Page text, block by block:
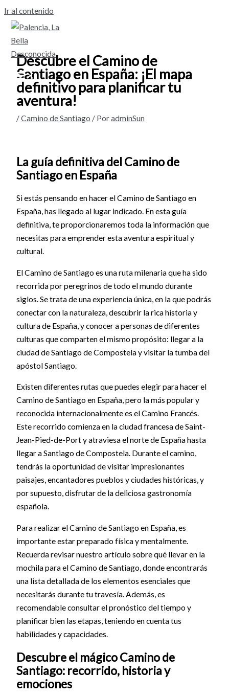
Ir al contenido
Descubre el Camino de
Santiago en España: ¡El mapa
definitivo para planificar tu
aventura!
/Camino de Santiago / PoradminSun
La guía definitiva del Camino de
Santiago en España
Si estás pensando en hacer el Camino de Santiago en
España, has llegado al lugar indicado. En esta guía
definitiva, te proporcionaremos toda la información que
necesitas para emprender esta aventura espiritual y
cultural.
El Camino de Santiago es una ruta milenaria que ha sido
recorrida por peregrinos de todo el mundo durante
siglos. Se trata de una experiencia única, en la que podrás
conectar con la naturaleza, descubrir la rica historia y
cultura de España, y conocer a personas de diferentes
culturas que comparten el mismo propósito: llegar a la
ciudad de Santiago de Compostela y visitar la tumba del
apóstol Santiago.
Existen diferentes rutas que puedes elegir para hacer el
Camino de Santiago en España, pero la más popular y
reconocida internacionalmente es el Camino Francés.
Este recorrido comienza en la ciudad francesa de Saint-
Jean-Pied-de-Port y atraviesa el norte de España hasta
llegar a Santiago de Compostela. Durante el camino,
tendrás la oportunidad de visitar impresionantes
paisajes, encantadores pueblos y ciudades históricas, y
por supuesto, disfrutar de la deliciosa gastronomía
española.
Para realizar el Camino de Santiago en España, es
importante estar preparado física y mentalmente.
Recuerda revisar nuestro artículo sobre qué llevar en la
mochila para el Camino de Santiago, donde encontrarás
una lista detallada de los elementos esenciales que
necesitarás durante tu travesía. Además, es
recomendable consultar el pronóstico del tiempo y
planificar bien las etapas, teniendo en cuenta tus
habilidades y capacidades.
Descubre el mágico Camino de
Santiago: recorrido, historia y
emociones